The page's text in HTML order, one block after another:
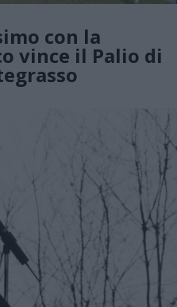
con la
vince il Palio di